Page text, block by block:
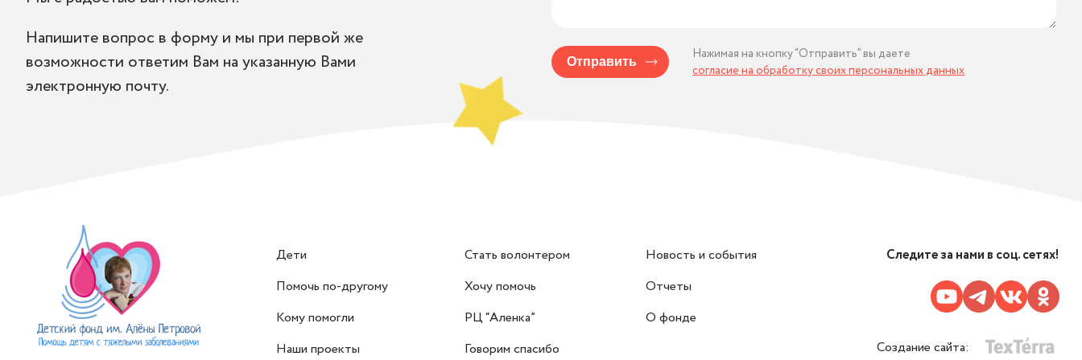
Напишите вопрос в форму и мы при первой же
возможности ответим Вам на указанную Вами
электронную почту.
Отправить
Нажимая на кнопку “Отправить” вы даете
согласие на обработку своих персональных данных
Дети
Помочь по-другому
Кому помогли
Наши проекты
Стать волонтером
Хочу помочь
РЦ “Аленка”
Говорим спасибо
Новость и события
Отчеты
О фонде
Следите за нами в соц. сетях!
Создание сайта: